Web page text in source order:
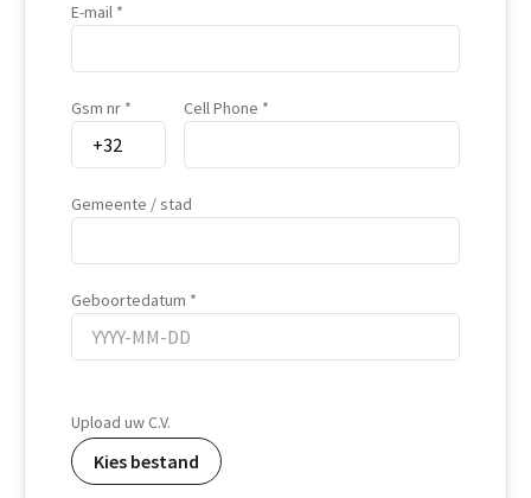
E-mail
Gsm nr Cell Phone
Gemeente / stad
Geboortedatum
Upload uw C.V.
Kies bestand